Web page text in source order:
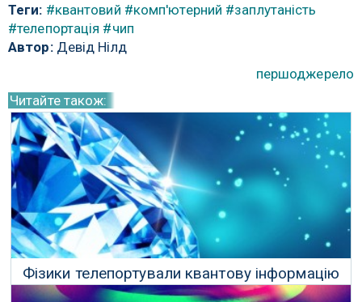
Теги: #квантовий #комп'ютерний #заплутаність
#телепортація #чип
Автор:Девід Нілд
першоджерело
Читайте також:
Фізики телепортували квантову інформацію
всередині алмазу